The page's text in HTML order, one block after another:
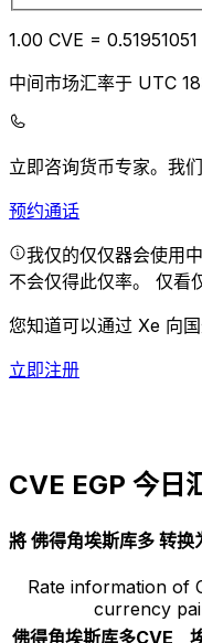
1.00 CVE = 0.51951051
中间市场汇率于 UTC
立即咨询货币专家。 我
预约通话
我仅的仅仅器会使用
不会仅得此仅率。 仅看
您知道可以通过 Xe 向国
立即注册
CVE EGP 今日
將 佛得角埃斯库多 转换
Rate information of
currency
佛得角埃斯库多CVE